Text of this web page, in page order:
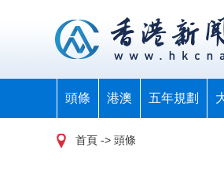
頭條 港澳 五年規劃
首頁 -> 頭條